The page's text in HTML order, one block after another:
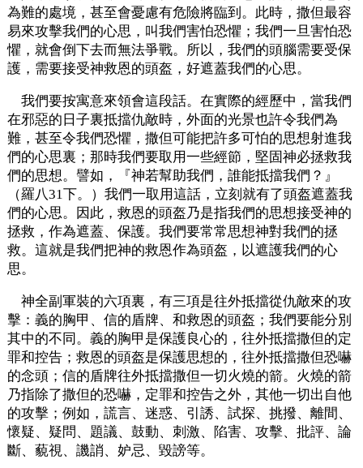
為難的處境，甚至會憂慮有危險將臨到。此時，撒但最容
易來攻擊我們的心思，叫我們害怕恐懼；我們一旦害怕恐
懼，就會倒下去而無法爭戰。所以，我們的頭腦需要受保
護，需要接受神救恩的頭盔，好遮蓋我們的心思。
我們要按寓意來領會這段話。在實際的經歷中，當我們
在邪惡的日子裏抵擋仇敵時，外面的光景也許令我們為
難，甚至令我們恐懼，撒但可能把許多可怕的思想射進我
們的心思裏；那時我們要取用一些經節，堅固神必拯救我
們的思想。譬如，『神若幫助我們，誰能抵擋我們？』
（羅八31下。）我們一取用這話，立刻就有了頭盔遮蓋我
們的心思。因此，救恩的頭盔乃是指我們的思想接受神的
拯救，作為遮蓋、保護。我們要常常思想神對我們的拯
救。這就是我們把神的救恩作為頭盔，以遮護我們的心
思。
神全副軍裝的六項裏，有三項是往外抵擋從仇敵來的攻
擊：義的胸甲、信的盾牌、和救恩的頭盔；我們要能分別
其中的不同。義的胸甲是保護良心的，往外抵擋撒但的定
罪和控告；救恩的頭盔是保護思想的，往外抵擋撒但恐嚇
的念頭；信的盾牌往外抵擋撒但一切火燒的箭。火燒的箭
乃指除了撒但的恐嚇，定罪和控告之外，其他一切出自他
的攻擊；例如，謊言、迷惑、引誘、試探、挑撥、離間、
懷疑、疑問、題議、鼓動、刺激、陷害、攻擊、批評、論
斷、藐視、譏誚、妒忌、毀謗等。